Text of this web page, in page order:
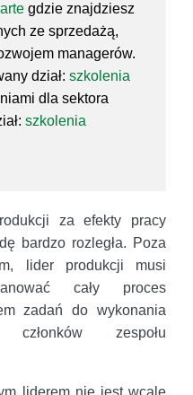
gdzie znajdziesz
ze sprzedażą,
managerów.
dział: szkolenia
dla sektora
szkolenia
za efekty pracy
bardzo rozległa. Poza
lider produkcji musi
cały proces
zadań do wykonania
członków zespołu